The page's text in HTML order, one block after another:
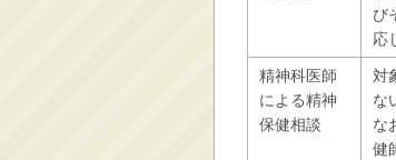
公共交通・空港
市議会・選挙
その他
び
応
精神科医師
による精神
保健相談
対
な
な
健